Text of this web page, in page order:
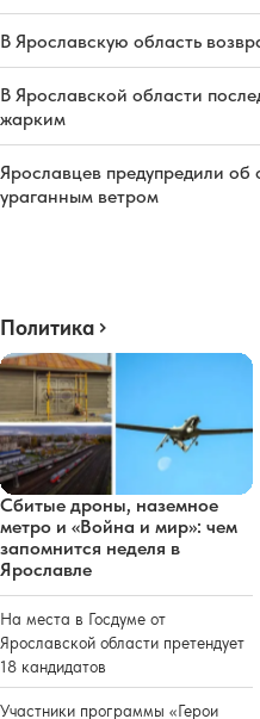
В Ярославскую область
В Ярославской области
жарким
Ярославцев предупредили об
ураганным ветром
Политика
Сбитые дроны, наземное
метро и «Война и мир»: чем
запомнится неделя в
Ярославле
На места в Госдуме от
Ярославской области претендует
18 кандидатов
Участники программы «Герои